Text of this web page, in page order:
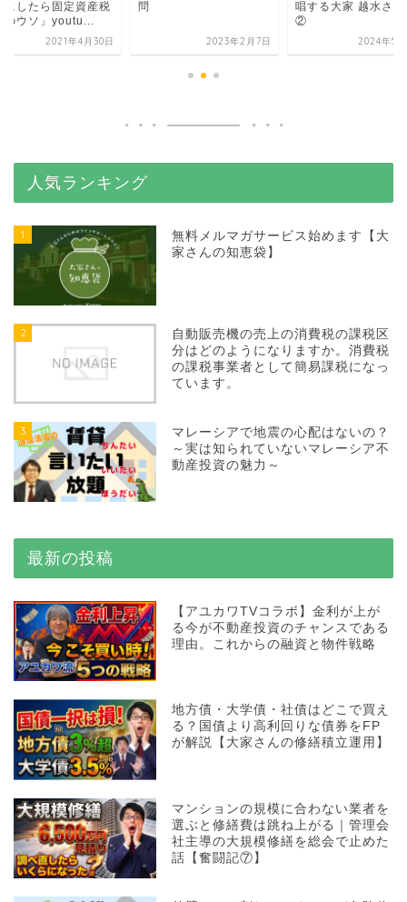
にしたら固定資産税
のウソ」youtu...
2021年4月30日
問
2023年2月7日
唱する大家 越水さん
②
2024年5
人気ランキング
1
無料メルマガサービス始めます【大
家さんの知恵袋】
2
自動販売機の売上の消費税の課税区
分はどのようになりますか。消費税
の課税事業者として簡易課税になっ
ています。
3
マレーシアで地震の心配はないの？
～実は知られていないマレーシア不
動産投資の魅力～
最新の投稿
【アユカワTVコラボ】金利が上が
る今が不動産投資のチャンスである
理由。これからの融資と物件戦略
地方債・大学債・社債はどこで買え
る？国債より高利回りな債券をFP
が解説【大家さんの修繕積立運用】
マンションの規模に合わない業者を
選ぶと修繕費は跳ね上がる｜管理会
社主導の大規模修繕を総会で止めた
話【奮闘記⑦】